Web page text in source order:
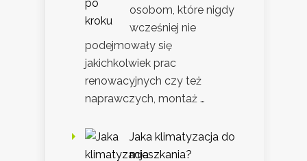
osobom, które nigdy
wcześniej nie
podejmowały się
jakichkolwiek prac
renowacyjnych czy też
naprawczych, montaż …
Jaka klimatyzacja do
mieszkania?